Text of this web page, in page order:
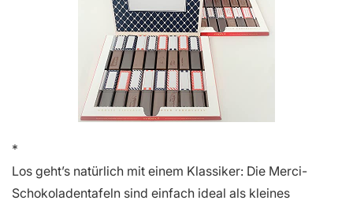
Los geht’s natürlich mit einem Klassiker: Die Merci-
Schokoladentafeln sind einfach ideal als kleines